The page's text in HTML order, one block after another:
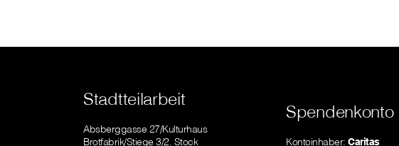
Stadtteilarbeit
Absberggasse 27/Kulturhaus
Brotfabrik/Stiege 3/2. Stock
Spendenkonto
Kontoinhaber: Caritas